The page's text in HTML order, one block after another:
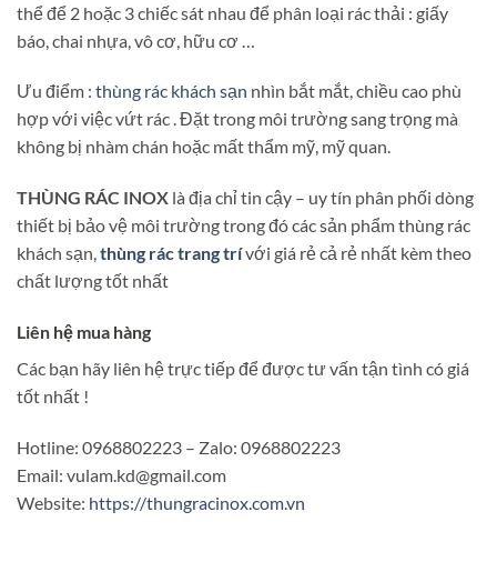
thể để 2 hoặc 3 chiếc sát nhau để phân loại rác thải : giấy
báo, chai nhựa, vô cơ, hữu cơ …
Ưu điểm : thùng rác khách sạn nhìn bắt mắt, chiều cao phù
hợp với việc vứt rác . Đặt trong môi trường sang trọng mà
không bị nhàm chán hoặc mất thẩm mỹ, mỹ quan.
THÙNG RÁC INOX là địa chỉ tin cậy – uy tín phân phối dòng
thiết bị bảo vệ môi trường trong đó các sản phẩm thùng rác
khách sạn,thùng rác trang trívới giá rẻ cả rẻ nhất kèm theo
chất lượng tốt nhất
Liên hệ mua hàng
Các bạn hãy liên hệ trực tiếp để được tư vấn tận tình có giá
tốt nhất !
Hotline: 0968802223 – Zalo: 0968802223
Email: vulam.kd@gmail.com
Website: https://thungracinox.com.vn